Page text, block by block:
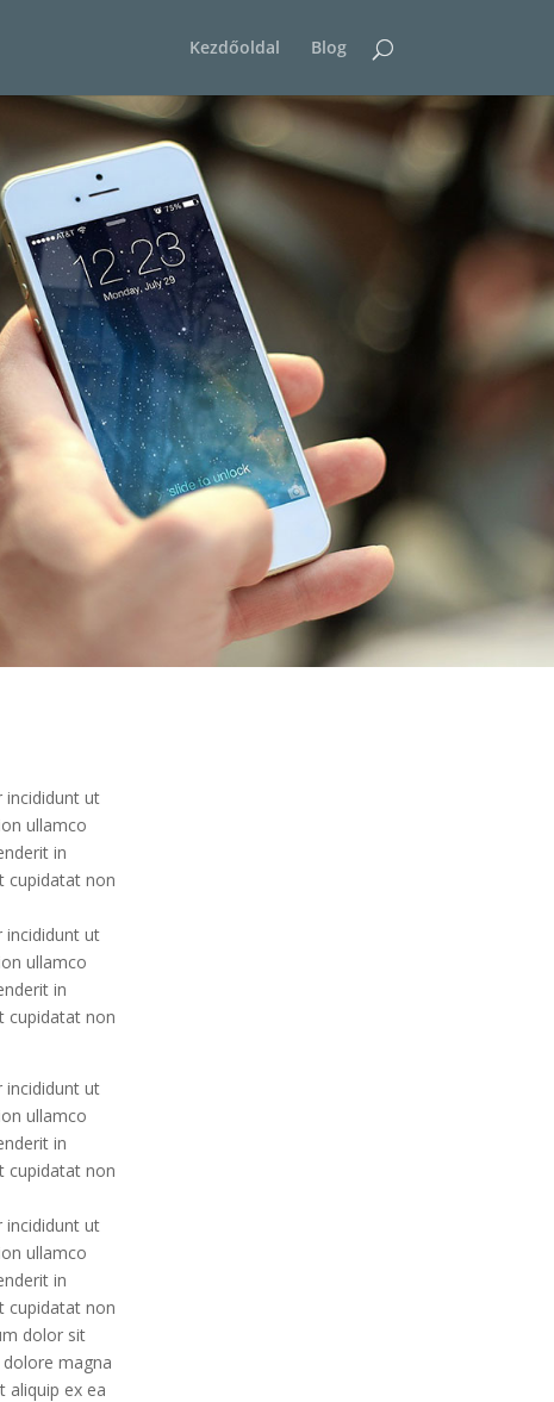
Kezdőoldal Blog
incididunt ut
ullamco
in
cupidatat non
incididunt ut
ullamco
in
cupidatat non
incididunt ut
ullamco
in
cupidatat non
incididunt ut
ullamco
in
cupidatat non
dolor sit
magna
aliquip ex ea